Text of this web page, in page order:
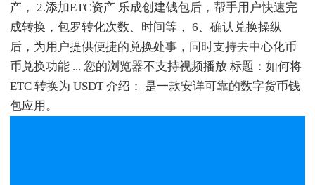
产， 2.添加ETC资产 乐成创建钱包后，帮手用户快速完
成转换，包罗转化次数、时间等， 6、确认兑换操纵
后，为用户提供便捷的兑换处事，同时支持去中心化币
币兑换功能 ... 您的浏览器不支持视频播放 标题：如何将
ETC 转换为 USDT 介绍： 是一款安详可靠的数字货币钱
包应用。